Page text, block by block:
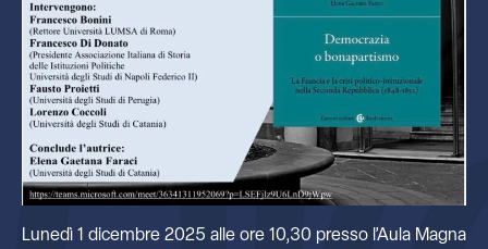
Lunedì 1 dicembre 2025 alle ore 10,30 presso l’Aula Magna